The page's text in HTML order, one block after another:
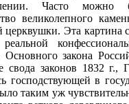
Часто можно
великолепного
церквушки. Эта картина
Основно­го закона
законов 1832 г.,
господствую­щей в
таким уж